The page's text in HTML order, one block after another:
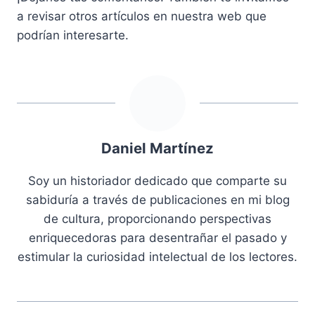
a revisar otros artículos en nuestra web que
podrían interesarte.
Daniel Martínez
Soy un historiador dedicado que comparte su
sabiduría a través de publicaciones en mi blog
de cultura, proporcionando perspectivas
enriquecedoras para desentrañar el pasado y
estimular la curiosidad intelectual de los lectores.